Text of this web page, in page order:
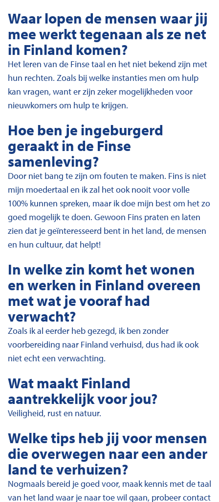
Waar lopen de mensen waar jij
mee werkt tegenaan als ze net
in Finland komen?
Het leren van de Finse taal en het niet bekend zijn met
hun rechten. Zoals bij welke instanties men om hulp
kan vragen, want er zijn zeker mogelijkheden voor
nieuwkomers om hulp te krijgen.
Hoe ben je ingeburgerd
geraakt in de Finse
samenleving?
Door niet bang te zijn om fouten te maken. Fins is niet
mijn moedertaal en ik zal het ook nooit voor volle
100% kunnen spreken, maar ik doe mijn best om het zo
goed mogelijk te doen. Gewoon Fins praten en laten
zien dat je geïnteresseerd bent in het land, de mensen
en hun cultuur, dat helpt!
In welke zin komt het wonen
en werken in Finland overeen
met wat je vooraf had
verwacht?
Zoals ik al eerder heb gezegd, ik ben zonder
voorbereiding naar Finland verhuisd, dus had ik ook
niet echt een verwachting.
Wat maakt Finland
aantrekkelijk voor jou?
Veiligheid, rust en natuur.
Welke tips heb jij voor mensen
die overwegen naar een ander
land te verhuizen?
Nogmaals bereid je goed voor, maak kennis met de taal
van het land waar je naar toe wil gaan, probeer contact